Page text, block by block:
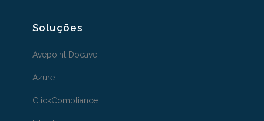
Soluções
Avepoint Docave
Azure
ClickCompliance